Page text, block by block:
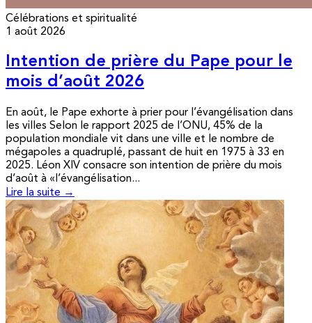
Célébrations et spiritualité
1 août 2026
Intention de prière du Pape pour le
mois d’août 2026
En août, le Pape exhorte à prier pour l’évangélisation dans
les villes Selon le rapport 2025 de l’ONU, 45% de la
population mondiale vit dans une ville et le nombre de
mégapoles a quadruplé, passant de huit en 1975 à 33 en
2025. Léon XIV consacre son intention de prière du mois
d’août à «l’évangélisation...
Lire la suite →